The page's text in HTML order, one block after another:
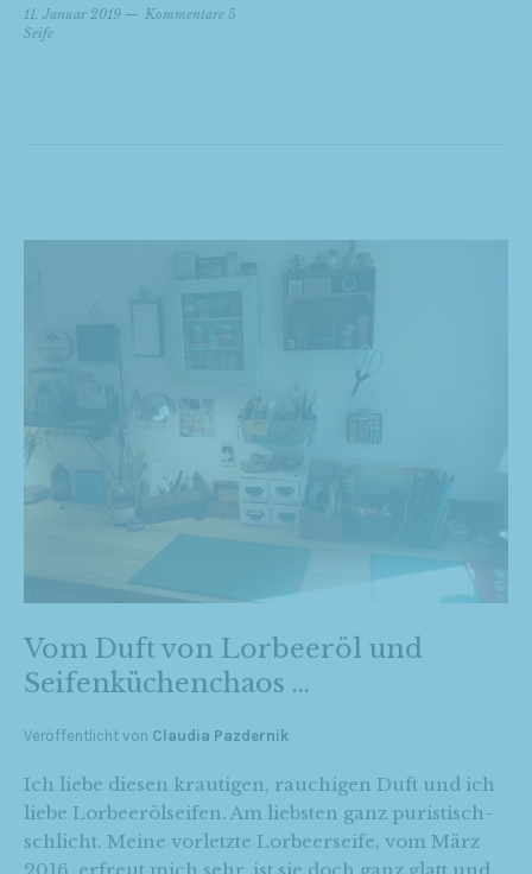
11. Januar 2019
Kommentare 5
Seife
Vom Duft von Lorbeeröl und
Seifenküchenchaos …
Veröffentlicht von Claudia Pazdernik
Ich liebe diesen krautigen, rauchigen Duft und ich
liebe Lorbeerölseifen. Am liebsten ganz puristisch-
schlicht. Meine vorletzte Lorbeerseife, vom März
2016, erfreut mich sehr, ist sie doch ganz glatt und